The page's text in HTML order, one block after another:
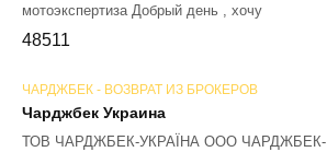
мотоэкспертиза Добрый день , хочу
48511
ЧАРДЖБЕК - ВОЗВРАТ ИЗ БРОКЕРОВ
Чарджбек Украина
ТОВ ЧАРДЖБЕК-УКРАЇНА ООО ЧАРДЖБЕК-